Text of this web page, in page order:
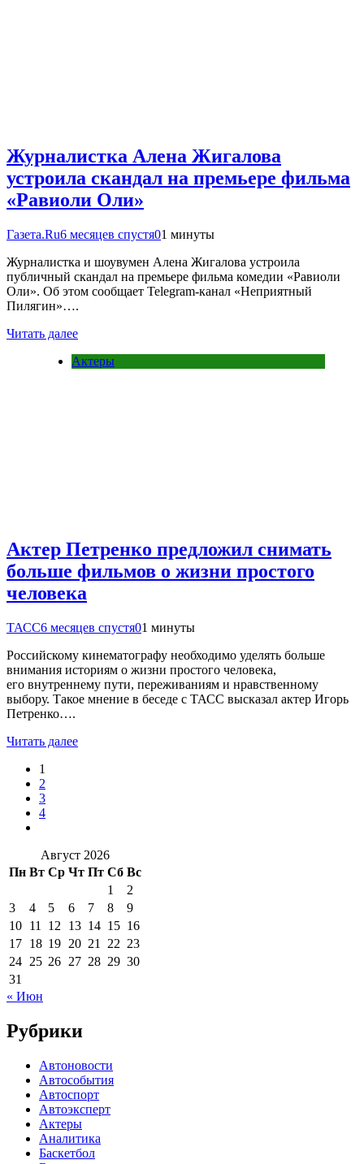
Журналистка Алена Жигалова
устроила скандал на премьере фильма
«Равиоли Оли»
Газета.Ru6 месяцев спустя01 минуты
Журналистка и шоувумен Алена Жигалова устроила
публичный скандал на премьере фильма комедии «Равиоли
Оли». Об этом сообщает Telegram-канал «Неприятный
Пилягин»….
Читать далее
Актеры
Актер Петренко предложил снимать
больше фильмов о жизни простого
человека
ТАСС6 месяцев спустя01 минуты
Российскому кинематографу необходимо уделять больше
внимания историям о жизни простого человека,
его внутреннему пути, переживаниям и нравственному
выбору. Такое мнение в беседе с ТАСС высказал актер Игорь
Петренко….
Читать далее
1
2
3
4
Август 2026
Пн Вт Ср Чт Пт Сб Вс
1
2
3
4 5 6 7 8
9
10 11 12 13 14 15 16
17 18 19 20 21 22 23
24 25 26 27 28 29 30
31
« Июн
Рубрики
Автоновости
Автособытия
Автоспорт
Автоэксперт
Актеры
Аналитика
Баскетбол